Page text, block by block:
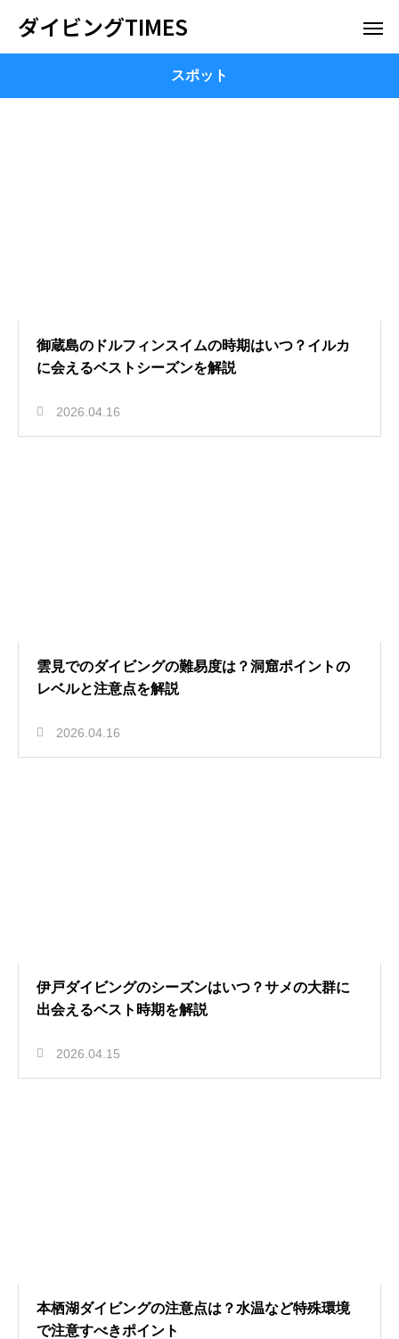
ダイビングTIMES
スポット
御蔵島のドルフィンスイムの時期はいつ？イルカ
に会えるベストシーズンを解説
2026.04.16
雲見でのダイビングの難易度は？洞窟ポイントの
レベルと注意点を解説
2026.04.16
伊戸ダイビングのシーズンはいつ？サメの大群に
出会えるベスト時期を解説
2026.04.15
本栖湖ダイビングの注意点は？水温など特殊環境
で注意すべきポイント